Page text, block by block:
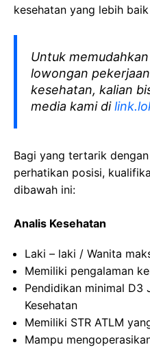
kesehatan yang lebih
Untuk
lowongan
kesehatan, kalian
media kami di
Bagi yang tertarik
perhatikan posisi,
dibawah ini:
Analis Kesehatan
Laki – laki / Wanita
Memiliki pengalaman
Pendidikan minimal D3
Kesehatan
Memiliki STR ATLM
Mampu